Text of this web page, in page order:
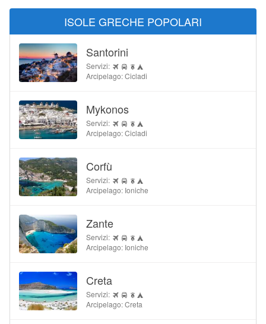
ISOLE GRECHE POPOLARI
Santorini
Servizi:
Arcipelago: Cicladi
Mykonos
Servizi:
Arcipelago: Cicladi
Corfù
Servizi:
Arcipelago: Ioniche
Zante
Servizi:
Arcipelago: Ioniche
Creta
Servizi:
Arcipelago: Creta